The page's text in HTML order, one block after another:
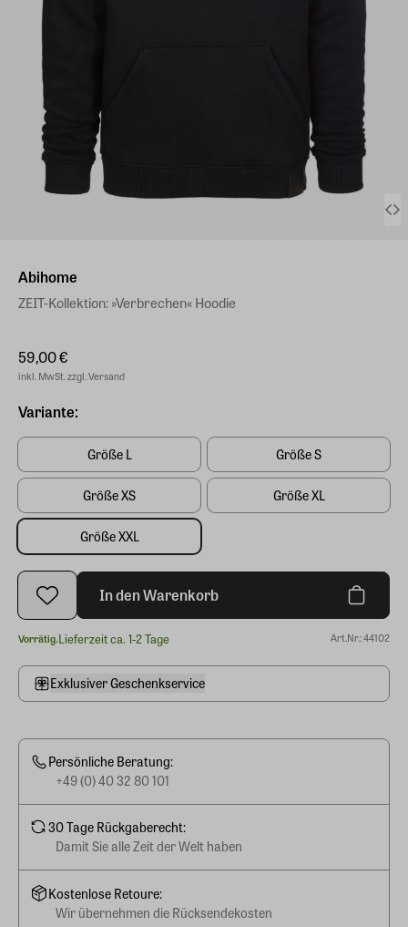
Abihome
ZEIT-Kollektion: »Verbrechen« Hoodie
59,00 €
inkl. MwSt. zzgl. Versand
Variante:
Größe L Größe S
Größe XS Größe XL
Größe XXL
In den Warenkorb
Vorrätig.Lieferzeit ca. 1-2 Tage Art.Nr.: 44102
Exklusiver Geschenkservice
Persönliche Beratung:
+49 (0) 40 32 80 101
30 Tage Rückgaberecht:
Damit Sie alle Zeit der Welt haben
Kostenlose Retoure:
Wir übernehmen die Rücksendekosten